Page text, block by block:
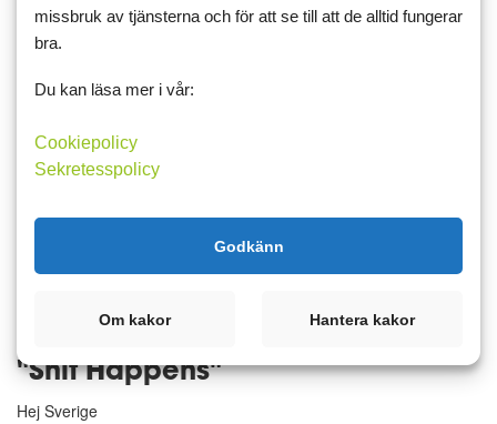
Då jag helst utesluter ris, bland annat, så har jag funderat på en
värdig ersättare. Testade idag således följande. Nu kan det ju
här, men så här blev det.
En bit vikå...
"Shit Happens"
Hej Sverige
missbruk av tjänsterna och för att se till att de alltid fungerar
bra.
Du kan läsa mer i vår:
Cookiepolicy
Sekretesspolicy
Godkänn
Om kakor Hantera kakor